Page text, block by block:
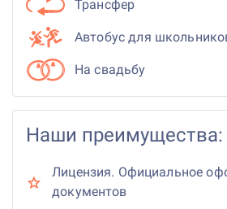
Трансфер
Автобус для
На свадьбу
Наши преимущества:
Лицензия. Официальное
документов